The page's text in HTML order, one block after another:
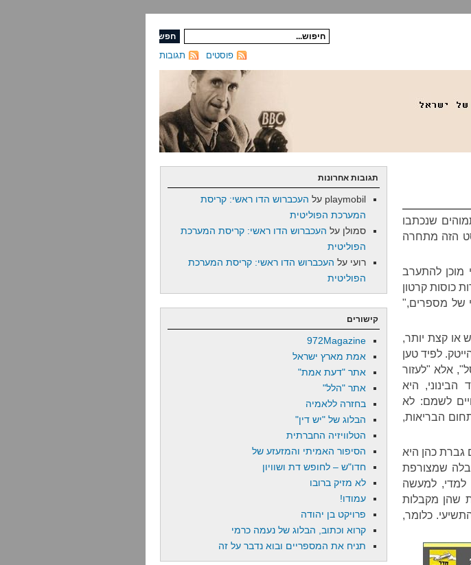
תגובות פוסטים
שנכתבו
הזה מתחרה
מוכן להתערב
כוסות קרטון
של מספרים,"
יחד עם בעלה 20,000 ₪ בחודש או קצת יותר,
לפיד טען
אלא "לעזור
היא
לשמם: לא
הבריאות,
גברת כהן היא
שמצורפת
למדי, למעשה
שהן מקבלות
כלומר,
תגובות אחרונות
playmobil על העכברוש הדו ראשי: קריסת
המערכת הפוליטית
סמולן על העכברוש הדו ראשי: קריסת המערכת
הפוליטית
רועי על העכברוש הדו ראשי: קריסת המערכת
הפוליטית
קישורים
972Magazine
אמת מארץ ישראל
אתר "דעת אמת"
אתר "הלל"
בחזרה ללאמיה
הבלוג של "יש דין"
הטלוויזיה החברתית
הסיפור האמיתי והמזעזע של
חדו"ש – לחופש דת ושוויון
לא מזיק ברובו
עמודו!
פרויקט בן יהודה
קרוא וכתוב, הבלוג של נעמה כרמי
תניח את המספריים ובוא נדבר על זה